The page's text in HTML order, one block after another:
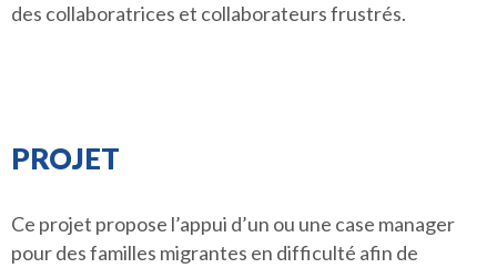
des collaboratrices et collaborateurs frustrés.
PROJET
Ce projet propose l’appui d’un ou une case manager
pour des familles migrantes en difficulté afin de